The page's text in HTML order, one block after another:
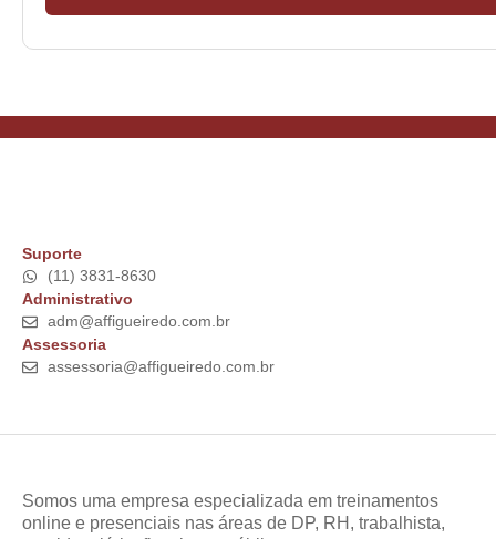
Suporte
(11) 3831-8630
Administrativo
adm@affigueiredo.com.br
Assessoria
assessoria@affigueiredo.com.br
Somos uma empresa especializada em treinamentos
online e presenciais nas áreas de DP, RH, trabalhista,